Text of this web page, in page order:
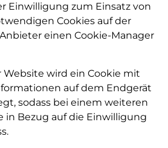
Einwilligung zum Einsatz von
Cookies auf der
einen Cookie-Manager
Website wird ein Cookie mit
auf dem Endgerät
sodass bei einem weiteren
in Bezug auf die Einwilligung